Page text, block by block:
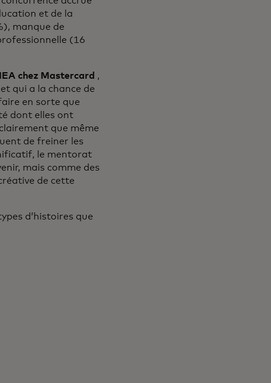
et de la
manque de
(16
chez Mastercard ,
qui a la chance de
en sorte que
dont elles ont
que même
de freiner les
le mentorat
mais comme des
de cette
d’histoires que